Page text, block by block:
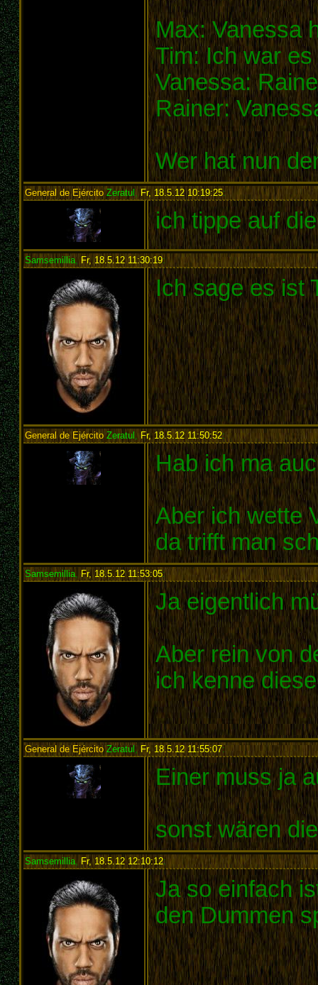
Max: Vanessa
Tim: Ich war es
Vanessa:
Rainer:
Wer hat nun
General de EjércitoZeratul, Fr, 18.5.12 10:19:25:
ich tippe auf
Samsemillia, Fr, 18.5.12 11:30:19:
Ich sage es ist
General de EjércitoZeratul Fr, 18.5.12 11:50:52:
Hab ich ma
Aber ich wette
da trifft man
Samsemillia, Fr, 18.5.12 11:53:05:
Ja eigentlich
Aber rein von
ich kenne
General de EjércitoZeratul, Fr, 18.5.12 11:55:07:
Einer muss ja
sonst wären
Samsemillia, Fr, 18.5.12 12:10:12:
Ja so einfach
den Dummen